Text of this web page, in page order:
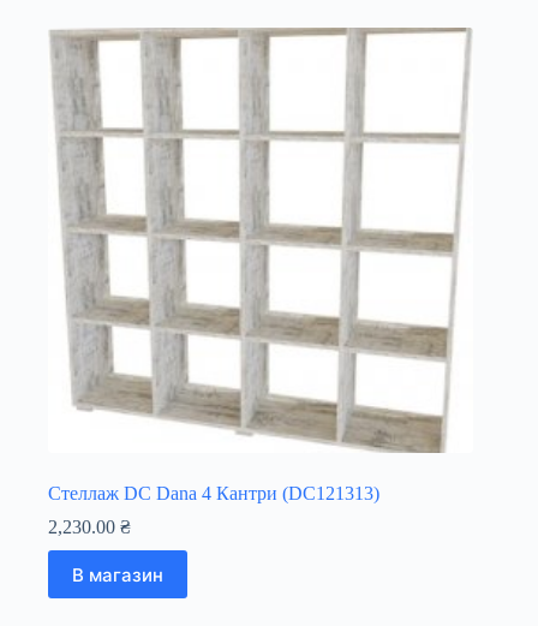
Стеллаж DC Dana 4 Кантри (DC121313)
2,230.00 ₴
В магазин